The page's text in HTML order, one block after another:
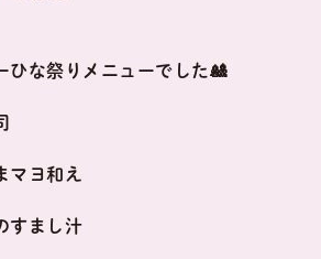
ひな祭りメニューでした🎎
マヨ和え
すまし汁